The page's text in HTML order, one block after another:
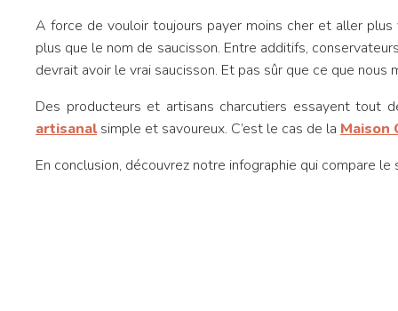
A force de vouloir toujours payer moins cher et aller
plus que le nom de saucisson. Entre additifs,
devrait avoir le vrai saucisson. Et pas sûr que ce que
Des producteurs et artisans charcutiers essayent tout
artisanalsimple et savoureux. C’est le cas de la Maison
En conclusion, découvrez notre infographie qui compare